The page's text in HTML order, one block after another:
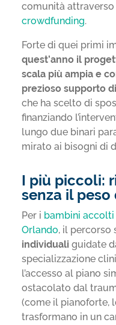
comunità attraverso
crowdfunding.
Forte di quei primi
quest’anno il
scala più ampia e
prezioso supporto di
che ha scelto di
finanziando
lungo due binari
mirato ai bisogni di
I più piccoli:
senza il
Per i bambini
Orlando, il percorso
individuali guidate
specializzazione
l’accesso al piano
ostacolato dal
(come il pianoforte,
trasformano in un